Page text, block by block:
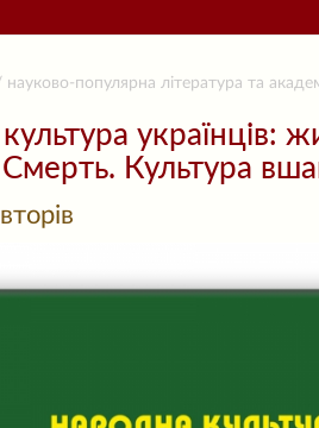
популярна література та
українців:
Смерть. Культура